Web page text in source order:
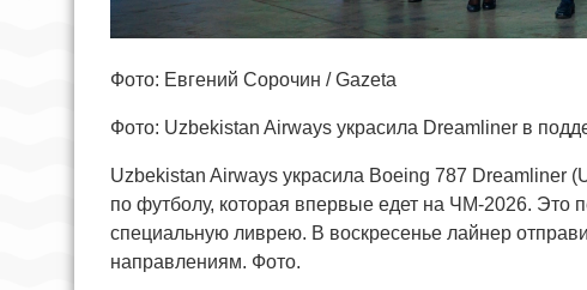
Фото: Евгений Сорочин / Gazeta
Фото: Uzbekistan Airways украсила Dreamliner в
Uzbekistan Airways украсила Boeing 787 Dreamliner
по футболу, которая впервые едет на ЧМ-2026. Это
специальную ливрею. В воскресенье лайнер
направлениям. Фото.